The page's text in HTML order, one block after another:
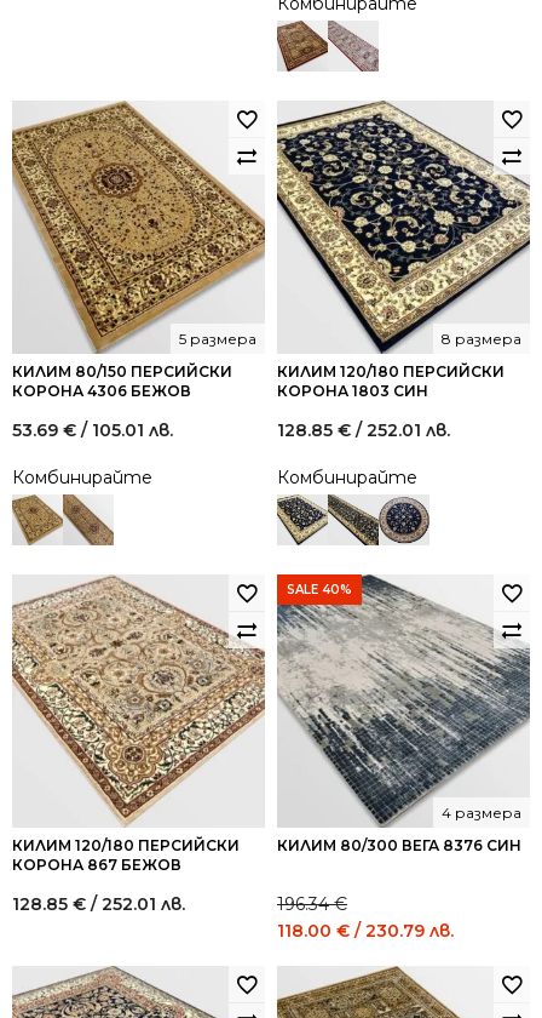
КИЛИМ 80/150 ПЕРСИЙСКИ
КОРОНА 4306 БЕЖОВ
5 размера
53.69 € / 105.01 лв.
Комбинирайте
КИЛИМ 120/180 ПЕРСИЙСКИ
КОРОНА 1803 СИН
8 размера
128.85 € / 252.01 лв.
Комбинирайте
КИЛИМ 120/180 ПЕРСИЙСКИ
КОРОНА 867 БЕЖОВ
128.85 € / 252.01 лв.
SALE 40%
КИЛИМ 80/300 ВЕГА 8376 СИН
4 размера
196.34€
Original
196.34 €
118.00 € / 230.79 лв.